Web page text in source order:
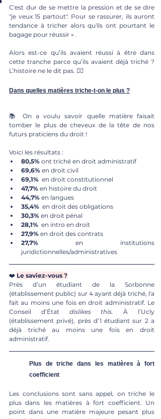
C'est dur de se mettre la pression et de se dire
"je veux 15 partout". Pour se rassurer, ils auront
tendance à tricher alors qu'ils ont pourtant le
bagage pour réussir » .
Alors est-ce qu’ils avaient réussi à être dans
cette tranche parce qu’ils avaient déjà triché ?
L’histoire ne le dit pas. 🤷‍♂️
Dans quelles matières triche-t-on le plus ?
📚 On a voulu savoir quelle matière faisait
tomber le plus de cheveux de la tête de nos
futurs praticiens du droit !
Voici les résultats :
80,5% ont triché en droit administratif
69,6% en droit civil
69,1%
  en droit constitutionnel
47,7% en histoire du droit
44,7% en langues
35,4%
  en droit des obligations
30,3% en droit pénal
28,1%
  en intro en droit
27,9% en droit des contrats
27,7% en institutions
juridictionnelles/administratives
❤️ Le saviez-vous ?
Près d’un étudiant de la Sorbonne
(établissement public) sur 4 ayant déjà triché, l'a
fait au moins une fois en droit administratif. Le
Conseil d’État dislikes this. À l’Ucly
(établissement privé), près d’1 étudiant sur 2 a
déjà triché au moins une fois en droit
administratif.
Plus de triche dans les matières à fort
coefficient
Les conclusions sont sans appel, on triche le
plus dans les matières à fort coefficient. Un
point dans une matière majeure pesant plus